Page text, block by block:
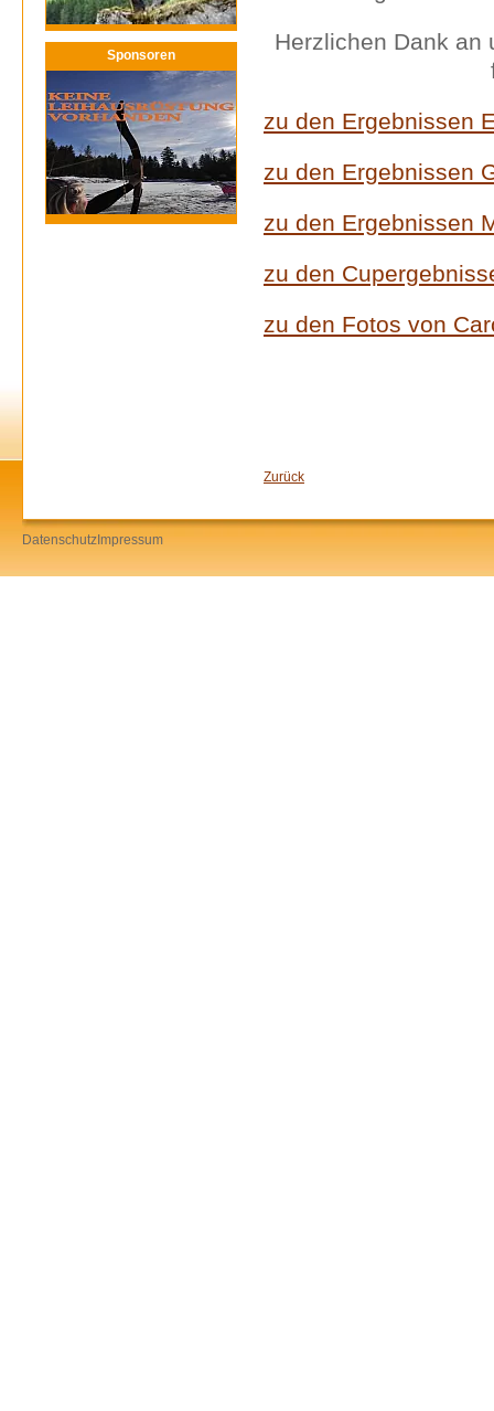
Sponsoren
Herzlichen Dank an
zu den Ergebnissen
zu den Ergebnissen
zu den Ergebnissen
zu den
zu den Fotos von
Zurück
Datenschutz Impressum